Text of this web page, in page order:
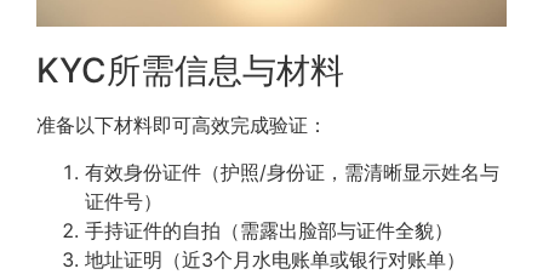
KYC所需信息与材料
准备以下材料即可高效完成验证：
有效身份证件（护照/身份证，需清晰显示姓名与
证件号）
手持证件的自拍（需露出脸部与证件全貌）
地址证明（近3个月水电账单或银行对账单）